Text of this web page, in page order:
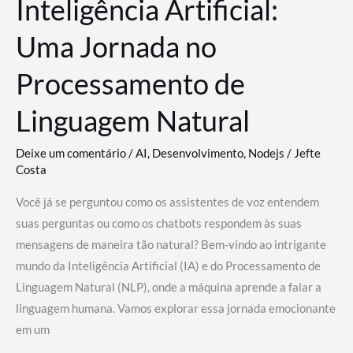
Inteligência Artificial:
Uma Jornada no
Processamento de
Linguagem Natural
Deixe um comentário/AI, Desenvolvimento, Nodejs / Jefte
Costa
Você já se perguntou como os assistentes de voz entendem
suas perguntas ou como os chatbots respondem às suas
mensagens de maneira tão natural? Bem-vindo ao intrigante
mundo da Inteligência Artificial (IA) e do Processamento de
Linguagem Natural (NLP), onde a máquina aprende a falar a
linguagem humana. Vamos explorar essa jornada emocionante
em um